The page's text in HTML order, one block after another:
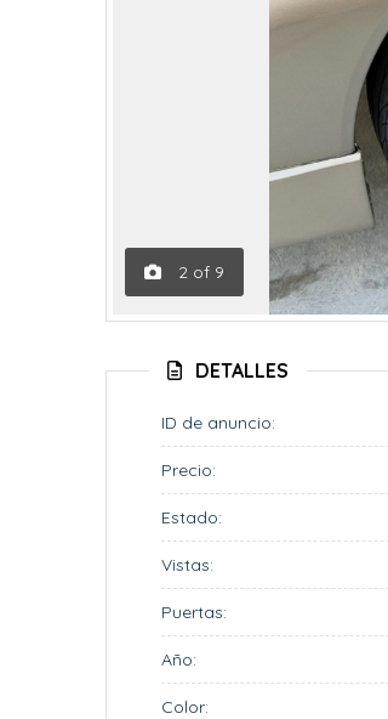
2 of 9
DETALLES
ID de anuncio:
Precio:
Estado:
Vistas:
Puertas:
Año:
Color: